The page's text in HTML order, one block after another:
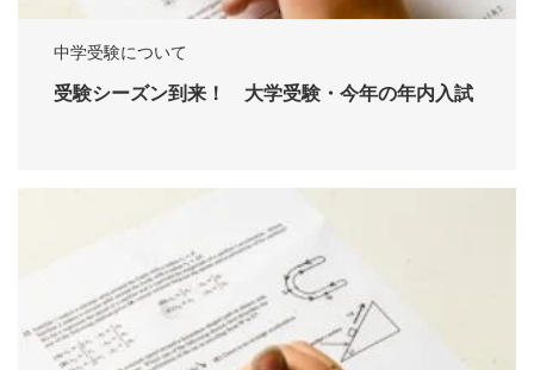
中学受験について
受験シーズン到来！ 大学受験・今年の年内入試